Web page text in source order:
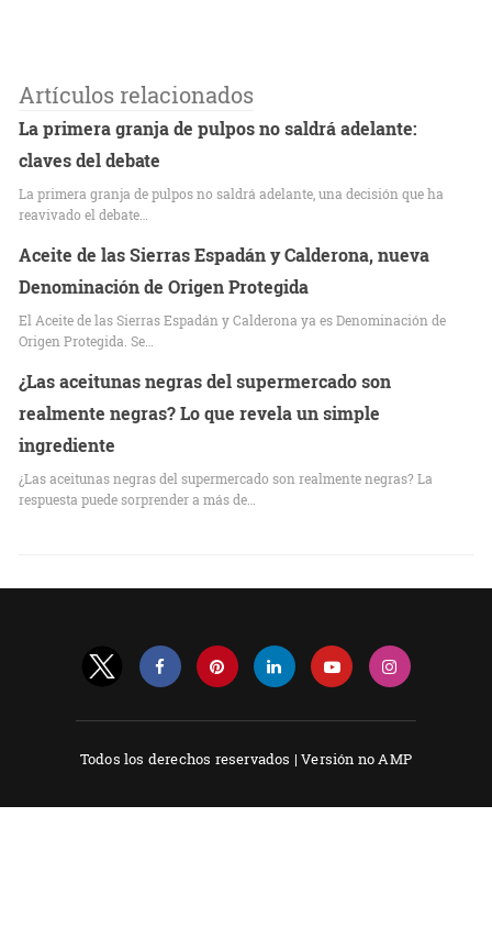
Artículos relacionados
La primera granja de pulpos no saldrá adelante:
claves del debate
La primera granja de pulpos no saldrá adelante, una decisión que ha
reavivado el debate…
Aceite de las Sierras Espadán y Calderona, nueva
Denominación de Origen Protegida
El Aceite de las Sierras Espadán y Calderona ya es Denominación de
Origen Protegida. Se…
¿Las aceitunas negras del supermercado son
realmente negras? Lo que revela un simple
ingrediente
¿Las aceitunas negras del supermercado son realmente negras? La
respuesta puede sorprender a más de…
Todos los derechos reservados |Versión no AMP